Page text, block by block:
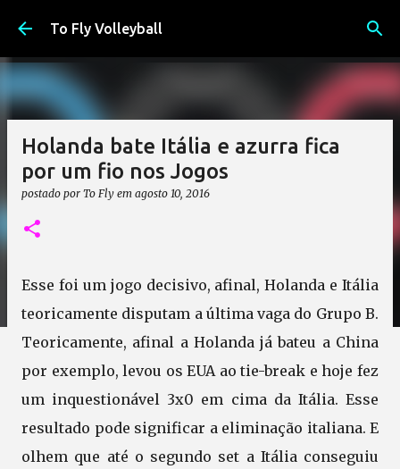
Pular para o conteúdo principal
To Fly Volleyball
Holanda bate Itália e azurra fica
por um fio nos Jogos
postado por To Fly em agosto 10, 2016
Esse foi um jogo decisivo, afinal, Holanda e Itália
teoricamente disputam a última vaga do Grupo B.
Teoricamente, afinal a Holanda já bateu a China
por exemplo, levou os EUA ao tie-break e hoje fez
um inquestionável 3x0 em cima da Itália. Esse
resultado pode significar a eliminação italiana. E
olhem que até o segundo set a Itália conseguiu